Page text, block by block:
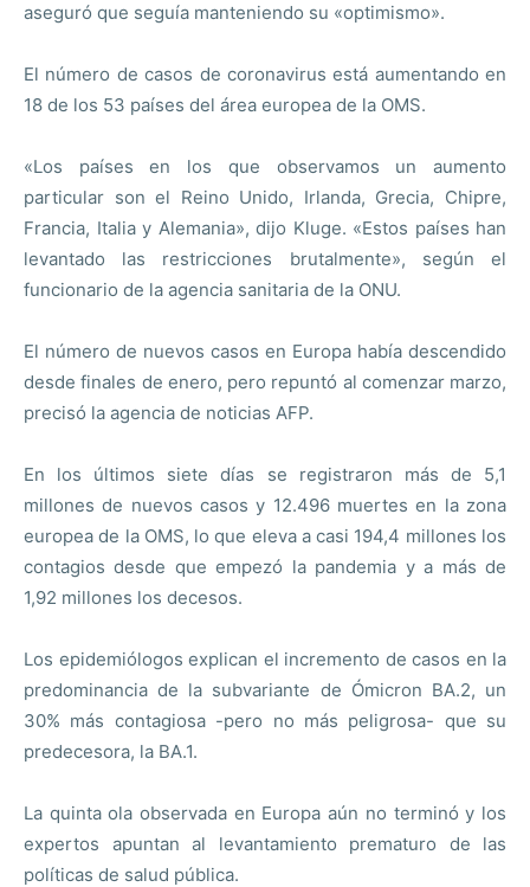
aseguró que seguía manteniendo su «optimismo».
El número de casos de coronavirus está aumentando en
18 de los 53 países del área europea de la OMS.
«Los países en los que observamos un aumento
particular son el Reino Unido, Irlanda, Grecia, Chipre,
Francia, Italia y Alemania», dijo Kluge. «Estos países han
levantado las restricciones brutalmente», según el
funcionario de la agencia sanitaria de la ONU.
El número de nuevos casos en Europa había descendido
desde finales de enero, pero repuntó al comenzar marzo,
precisó la agencia de noticias AFP.
En los últimos siete días se registraron más de 5,1
millones de nuevos casos y 12.496 muertes en la zona
europea de la OMS, lo que eleva a casi 194,4 millones los
contagios desde que empezó la pandemia y a más de
1,92 millones los decesos.
Los epidemiólogos explican el incremento de casos en la
predominancia de la subvariante de Ómicron BA.2, un
30% más contagiosa -pero no más peligrosa- que su
predecesora, la BA.1.
La quinta ola observada en Europa aún no terminó y los
expertos apuntan al levantamiento prematuro de las
políticas de salud pública.